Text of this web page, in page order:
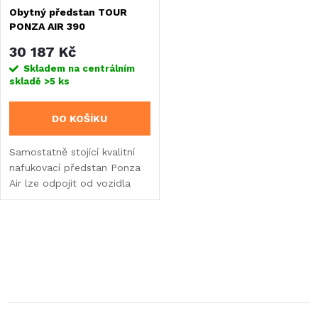
Obytný předstan TOUR
PONZA AIR 390
30 187 Kč
Skladem na centrálním
skladě >5 ks
DO KOŠÍKU
Samostatně stojící kvalitní
nafukovací předstan Ponza
Air lze odpojit od vozidla
bez nutnosti vyfouknutí a
l